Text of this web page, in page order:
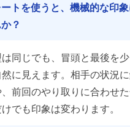
トを使うと、機械的な印
？
同じでも、冒頭と最後を
然に見えます。相手の状況
前回のやり取りに合わせ
でも印象は変わります。